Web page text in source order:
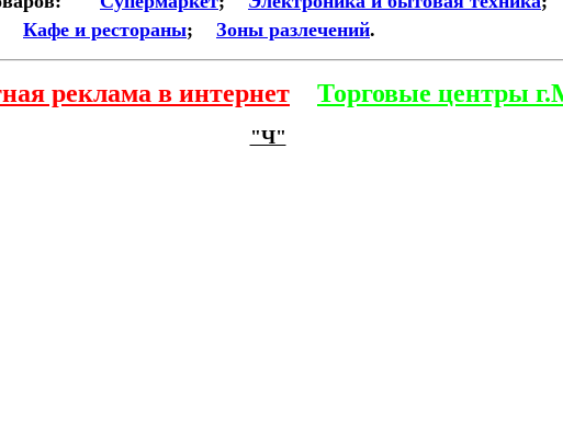
Кафе и рестораны; Зоны разлечений.
реклама в интернет Торговые центры
"Ч"